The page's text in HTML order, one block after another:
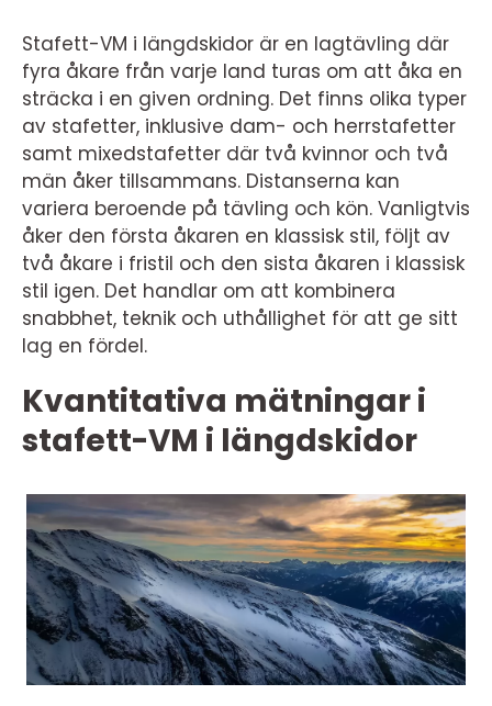
Stafett-VM i längdskidor är en lagtävling där
fyra åkare från varje land turas om att åka en
sträcka i en given ordning. Det finns olika typer
av stafetter, inklusive dam- och herrstafetter
samt mixedstafetter där två kvinnor och två
män åker tillsammans. Distanserna kan
variera beroende på tävling och kön. Vanligtvis
åker den första åkaren en klassisk stil, följt av
två åkare i fristil och den sista åkaren i klassisk
stil igen. Det handlar om att kombinera
snabbhet, teknik och uthållighet för att ge sitt
lag en fördel.
Kvantitativa mätningar i
stafett-VM i längdskidor